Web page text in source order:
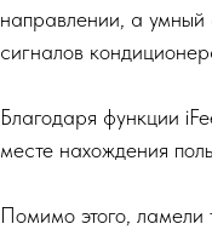
направлении, а
сигналов
Благодаря функции
месте нахождения
Помимо этого,